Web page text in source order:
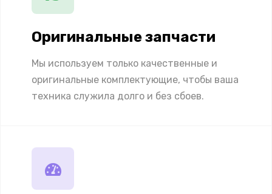
Оригинальные запчасти
Мы используем только качественные и
оригинальные комплектующие, чтобы ваша
техника служила долго и без сбоев.